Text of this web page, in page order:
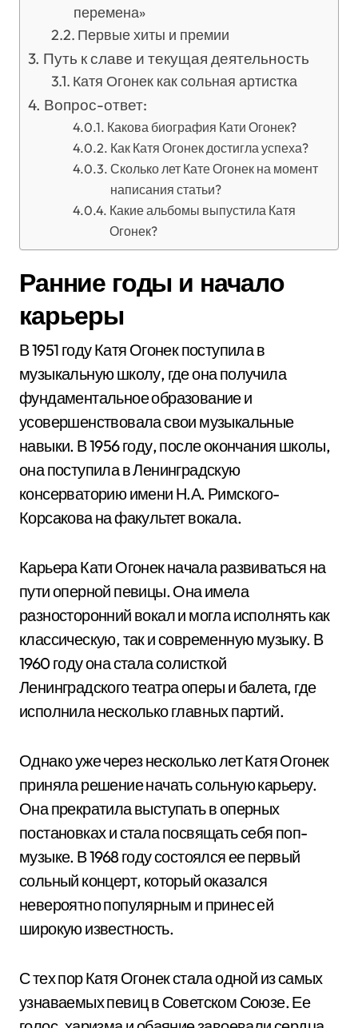
перемена»
Первые хиты и премии
Путь к славе и текущая деятельность
Катя Огонек как сольная артистка
Вопрос-ответ:
Какова биография Кати Огонек?
Как Катя Огонек достигла успеха?
Сколько лет Кате Огонек на момент
написания статьи?
Какие альбомы выпустила Катя
Огонек?
Ранние годы и начало
карьеры
В 1951 году Катя Огонек поступила в
музыкальную школу, где она получила
фундаментальное образование и
усовершенствовала свои музыкальные
навыки. В 1956 году, после окончания школы,
она поступила в Ленинградскую
консерваторию имени Н.А. Римского-
Корсакова на факультет вокала.
Карьера Кати Огонек начала развиваться на
пути оперной певицы. Она имела
разносторонний вокал и могла исполнять как
классическую, так и современную музыку. В
1960 году она стала солисткой
Ленинградского театра оперы и балета, где
исполнила несколько главных партий.
Однако уже через несколько лет Катя Огонек
приняла решение начать сольную карьеру.
Она прекратила выступать в оперных
постановках и стала посвящать себя поп-
музыке. В 1968 году состоялся ее первый
сольный концерт, который оказался
невероятно популярным и принес ей
широкую известность.
С тех пор Катя Огонек стала одной из самых
узнаваемых певиц в Советском Союзе. Ее